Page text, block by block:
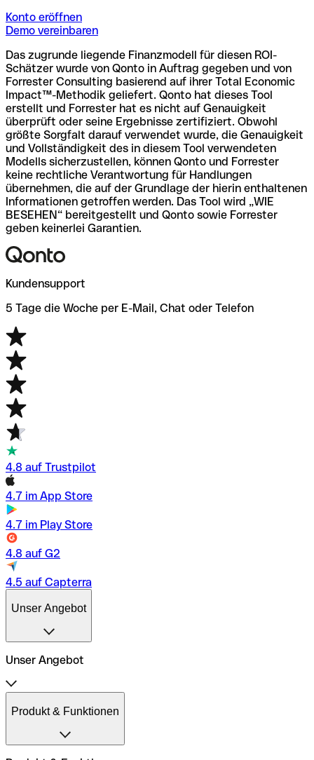
Konto eröffnen
Demo vereinbaren
Das zugrunde liegende Finanzmodell für diesen ROI-
Schätzer wurde von Qonto in Auftrag gegeben und von
Forrester Consulting basierend auf ihrer Total Economic
Impact™-Methodik geliefert. Qonto hat dieses Tool
erstellt und Forrester hat es nicht auf Genauigkeit
überprüft oder seine Ergebnisse zertifiziert. Obwohl
größte Sorgfalt darauf verwendet wurde, die Genauigkeit
und Vollständigkeit des in diesem Tool verwendeten
Modells sicherzustellen, können Qonto und Forrester
keine rechtliche Verantwortung für Handlungen
übernehmen, die auf der Grundlage der hierin enthaltenen
Informationen getroffen werden. Das Tool wird „WIE
BESEHEN“ bereitgestellt und Qonto sowie Forrester
geben keinerlei Garantien.
Kundensupport
5 Tage die Woche per E-Mail, Chat oder Telefon
4.8 auf Trustpilot
4.7 im App Store
4.7 im Play Store
4.8 auf G2
4.5 auf Capterra
Unser Angebot
Unser Angebot
Preise
Geschäftskonto
Qonto für Kleine Unternehmen
Produkt & Funktionen